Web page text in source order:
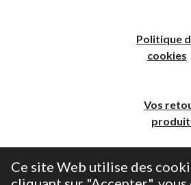
Ce site Web utilise des
Politique
cookies
Vos